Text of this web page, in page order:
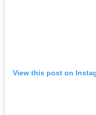
View this post on